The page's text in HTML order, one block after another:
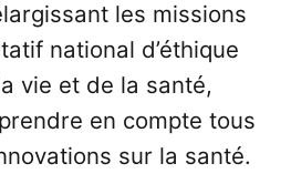
les missions
national d’éthique
vie et de la santé,
en compte tous
sur la santé.